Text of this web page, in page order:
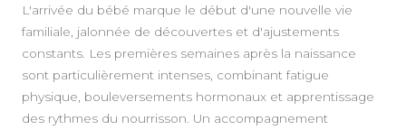
L'arrivée du bébé marque le début d'une nouvelle vie
familiale, jalonnée de découvertes et d'ajustements
constants. Les premières semaines après la naissance
sont particulièrement intenses, combinant fatigue
physique, bouleversements hormonaux et apprentissage
des rythmes du nourrisson. Un accompagnement